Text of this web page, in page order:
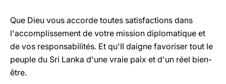
Que Dieu vous accorde toutes satisfactions dans
l'accomplissement de votre mission diplomatique et
de vos responsabilités. Et qu'II daigne favoriser tout le
peuple du Sri Lanka d'une vraie paix et d'un réel bien-
être.